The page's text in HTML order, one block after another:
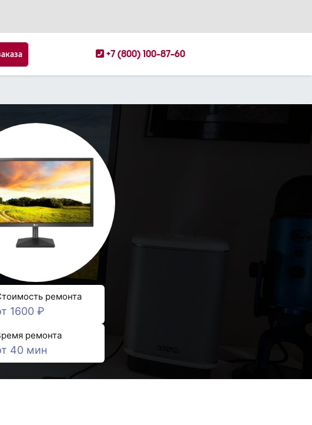
+7 (800) 100-87-60
ремонта
1600 ₽
ремонта
40 мин